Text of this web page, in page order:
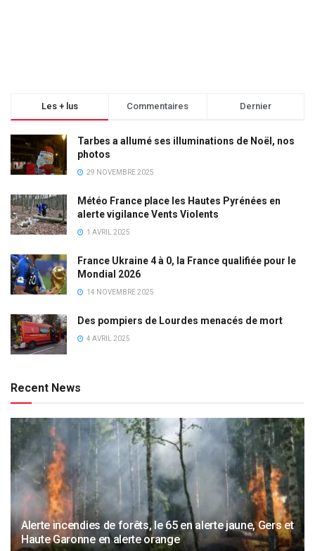
Les + lus Commentaires Dernier
Tarbes a allumé ses illuminations de Noël, nos
photos
29 NOVEMBRE 2025
Météo France place les Hautes Pyrénées en
alerte vigilance Vents Violents
1 AVRIL 2025
France Ukraine 4 à 0, la France qualifiée pour le
Mondial 2026
14 NOVEMBRE 2025
Des pompiers de Lourdes menacés de mort
4 AVRIL 2025
Recent News
Alerte incendies de forêts, le 65 en alerte jaune, Gers et
Haute Garonne en alerte orange